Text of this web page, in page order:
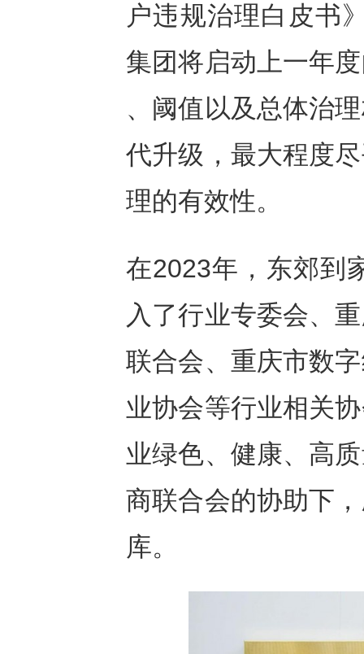
户违规治理白皮书
集团将启动上一年
、阈值以及总体治
代升级，最大程度
理的有效性。
在2023年，东郊到
入了行业专委会、
联合会、重庆市数
业协会等行业相关
业绿色、健康、高
商联合会的协助下
库。